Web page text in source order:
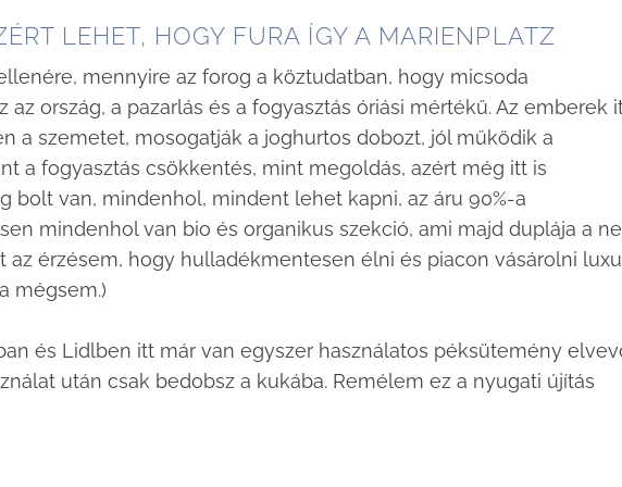
LEHET, HOGY FURA ÍGY A MARIENPLATZ
mennyire az forog a köztudatban, hogy micsoda
az ország, a pazarlás és a fogyasztás óriási mértékű. Az emberek
a szemetet, mosogatják a joghurtos dobozt, jól működik a
a fogyasztás csökkentés, mint megoldás, azért még itt is
bolt van, mindenhol, mindent lehet kapni, az áru 90%-a
mindenhol van bio és organikus szekció, ami majd duplája a
az érzésem, hogy hulladékmentesen élni és piacon vásárolni
mégsem.)
és Lidlben itt már van egyszer használatos péksütemény
után csak bedobsz a kukába. Remélem ez a nyugati újítás